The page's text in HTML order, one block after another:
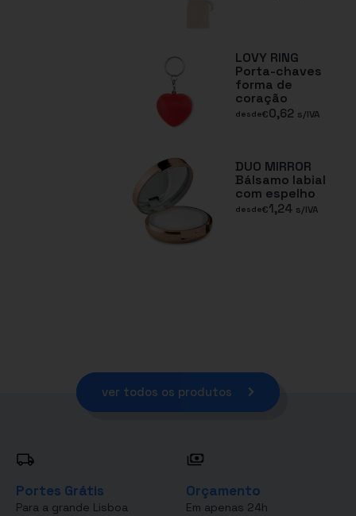
LOVY RING
Porta-chaves
forma de
coração
desde€0,62 s/IVA
DUO MIRROR
Bálsamo labial
com espelho
desde€1,24 s/IVA
ver todos os produtos
Portes Grátis
Para a grande Lisboa
Orçamento
Em apenas 24h